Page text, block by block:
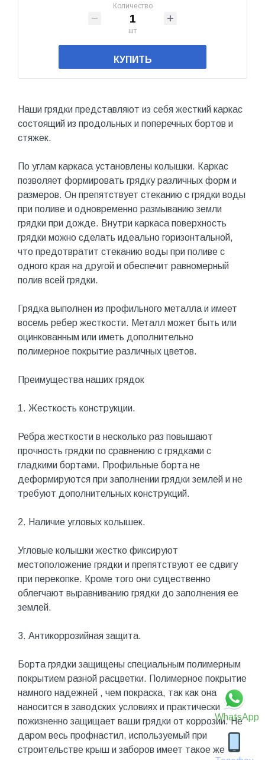
WhatsApp
Количество
шт
КУПИТЬ
Наши грядки представляют из себя жесткий каркас
состоящий из продольных и поперечных бортов и
стяжек.
По углам каркаса установлены колышки. Каркас
позволяет формировать грядку различных форм и
размеров. Он препятствует стеканию с грядки воды
при поливе и одновременно размыванию земли
грядки при дожде. Внутри каркаса поверхность
грядки можно сделать идеально горизонтальной,
что предотвратит стеканию воды при поливе с
одного края на другой и обеспечит равномерный
полив всей грядки.
Грядка выполнен из профильного металла и имеет
восемь ребер жесткости. Металл может быть или
оцинкованным или иметь дополнительно
полимерное покрытие различных цветов.
Преимущества наших грядок
1. Жесткость конструкции.
Ребра жесткости в несколько раз повышают
прочность грядки по сравнению с грядками с
гладкими бортами. Профильные борта не
деформируются при заполнении грядки землей и не
требуют дополнительных конструкций.
2. Наличие угловых колышек.
Угловые колышки жестко фиксируют
местоположение грядки и препятствуют ее сдвигу
при перекопке. Кроме того они существенно
облегчают выравниванию грядки до заполнения ее
землей.
3. Антикоррозийная защита.
Борта грядки защищены специальным полимерным
покрытием разной расцветки. Полимерное покрытие
намного надежней , чем покраска, так как она
наносится в заводских условиях и практически
пожизненно защищает ваши грядки от коррозии. Не
даром весь профнастил, используемый при
строительстве крыш и заборов имеет такое же